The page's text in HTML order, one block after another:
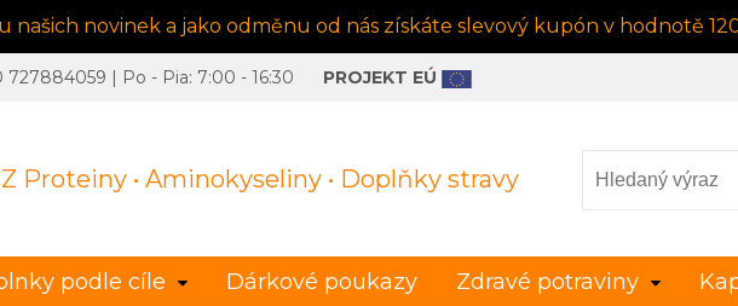
našich novinek a jako odměnu od nás získáte slevový kupón v hodnotě
Proteiny • Aminokyseliny • Doplňky stravy
727884059 | Po - Pia: 7:00 - 16:30 PROJEKT EÚ
podle cíle Dárkové poukazy Zdravé potraviny